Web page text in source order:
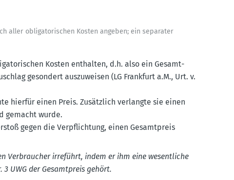
aller obliga­to­ri­schen Kosten angeben; ein separater
Kosten enthalten, d.h. also ein Gesamt­
gesondert auszu­weisen (LG Frankfurt a.M., Urt. v.
hierfür einen Preis. Zusätzlich verlangte sie einen
gemacht wurde.
gegen die Verpflichtung, einen Gesamt­preis
Verbraucher irreführt, indem er ihm eine wesent­liche
UWG der Gesamt­preis gehört.